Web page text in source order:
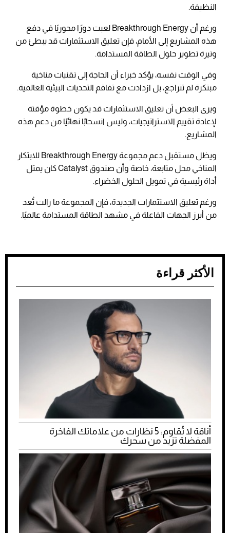
النظيفة.
ورغم أن Breakthrough Energy لعبت دورًا محوريًا في دفع
هذه المشاريع إلى الأمام، فإن تعليق الاستثمارات قد يبطئ من
وتيرة تطوير حلول الطاقة المستدامة.
وفي الوقت نفسه، يؤكد خبراء أن الحاجة إلى تقنيات مناخية
مبتكرة لم تتراجع، بل ازدادت مع تفاقم التحديات البيئية العالمية.
ويرى البعض أن تعليق الاستثمارات قد يكون خطوة مؤقتة
لإعادة تقييم الاستراتيجيات، وليس انسحابًا نهائيًا من دعم هذه
المشاريع.
ويظل مستقبل دعم مجموعة Breakthrough Energy للابتكار
المناخي محل متابعة، خاصة وأن صندوق Catalyst كان يمثل
أداة رئيسية في تمويل الحلول الخضراء.
ورغم تعليق الاستثمارات الجديدة، فإن المجموعة ما زالت تُعد
من أبرز الجهات الفاعلة في مشهد الطاقة المستدامة عالميًا.
الأكثر قراءة
أناقة لا تُقاوم: 5 نظارات من علاماتك الفاخرة
المفضلة تزيد من سحرك